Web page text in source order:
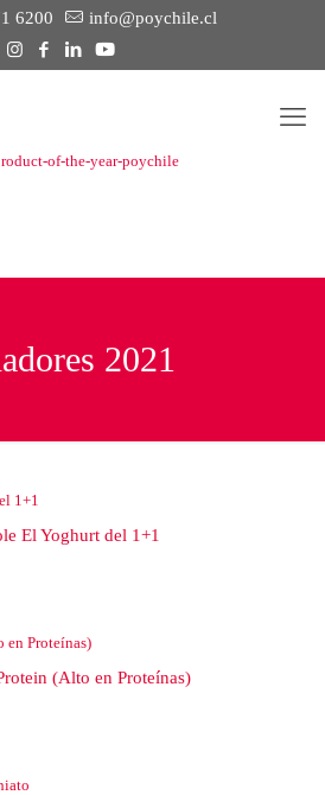
6200 info@poychile.cl
2021
El Yoghurt del 1+1
(Alto en Proteínas)